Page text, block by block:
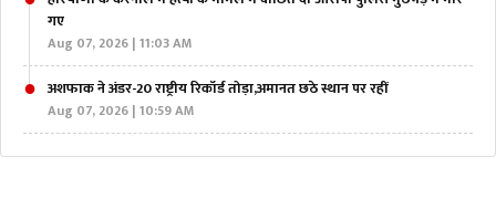
गए
Aug 07, 2026 | 11:03 AM
अशफाक ने अंडर-20 राष्ट्रीय रिकॉर्ड तोड़ा,अमानत छठे स्थान पर रहीं
Aug 07, 2026 | 10:59 AM